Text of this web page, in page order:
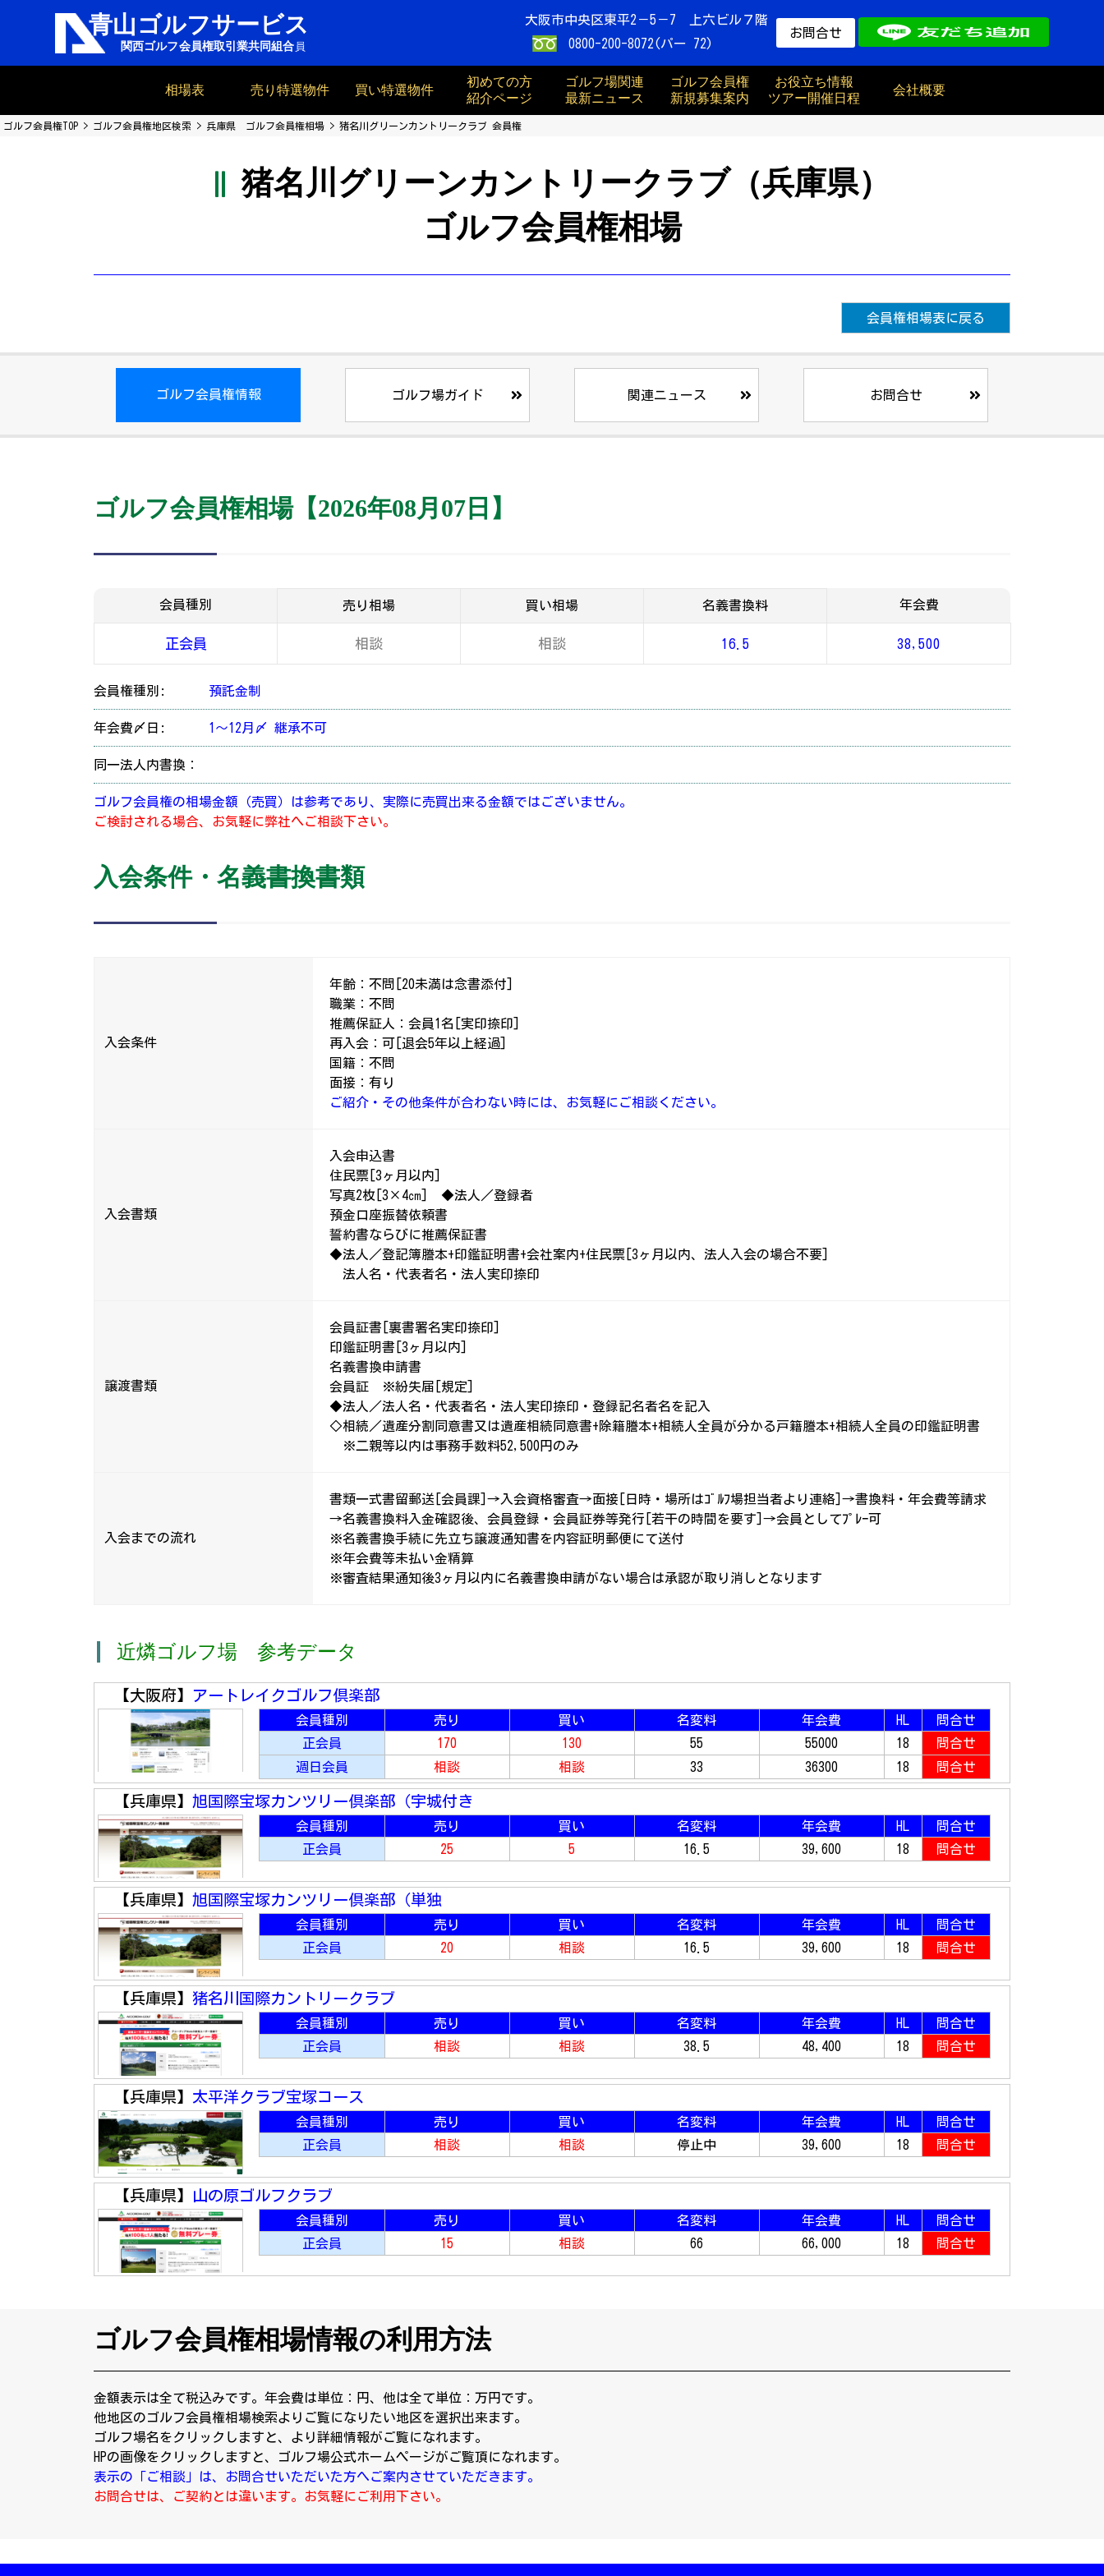
大阪市中央区東平2－5－7 上六ビル７階
0800-200-8072(パー 72)
お問合せ
相場表 売り特選物件 買い特選物件
初めての方
紹介ページ
ゴルフ場関連
最新ニュース
ゴルフ会員権
新規募集案内
お役立ち情報
ツアー開催日程
会社概要
ゴルフ会員権TOP ゴルフ会員権地区検索 兵庫県 ゴルフ会員権相場 猪名川グリーンカントリークラブ 会員権
猪名川グリーンカントリークラブ（兵庫県）
ゴルフ会員権相場
会員権相場表に戻る
ゴルフ会員権情報 ゴルフ場ガイド 関連ニュース お問合せ
ゴルフ会員権相場【2026年08月07日】
会員種別 売り相場 買い相場 名義書換料 年会費
正会員 相談 相談 16.5 38,500
会員権種別: 預託金制
年会費〆日: 1～12月〆 継承不可
同一法人内書換：
ゴルフ会員権の相場金額（売買）は参考であり、実際に売買出来る金額ではございません。
ご検討される場合、お気軽に弊社へご相談下さい。
入会条件・名義書換書類
入会条件
年齢：不問[20未満は念書添付]
職業：不問
推薦保証人：会員1名[実印捺印]
再入会：可[退会5年以上経過]
国籍：不問
面接：有り
ご紹介・その他条件が合わない時には、お気軽にご相談ください。
入会書類
入会申込書
住民票[3ヶ月以内]
写真2枚[3×4㎝] ◆法人／登録者
預金口座振替依頼書
誓約書ならびに推薦保証書
◆法人／登記簿謄本+印鑑証明書+会社案内+住民票[3ヶ月以内、法人入会の場合不要]
法人名・代表者名・法人実印捺印
譲渡書類
会員証書[裏書署名実印捺印]
印鑑証明書[3ヶ月以内]
名義書換申請書
会員証 ※紛失届[規定]
◆法人／法人名・代表者名・法人実印捺印・登録記名者名を記入
◇相続／遺産分割同意書又は遺産相続同意書+除籍謄本+相続人全員が分かる戸籍謄本+相続人全員の印鑑証明書
※二親等以内は事務手数料52,500円のみ
入会までの流れ
書類一式書留郵送[会員課]→入会資格審査→面接[日時・場所はｺﾞﾙﾌ場担当者より連絡]→書換料・年会費等請求
→名義書換料入金確認後、会員登録・会員証券等発行[若干の時間を要す]→会員としてﾌﾟﾚｰ可
※名義書換手続に先立ち譲渡通知書を内容証明郵便にて送付
※年会費等未払い金精算
※審査結果通知後3ヶ月以内に名義書換申請がない場合は承認が取り消しとなります
近燐ゴルフ場 参考データ
【大阪府】 アートレイクゴルフ倶楽部
会員種別 売り 買い 名変料 年会費 HL
問合せ
正会員
170 130 55 55000 18
問合せ
週日会員
相談 相談 33 36300 18 問合せ
【兵庫県】 旭国際宝塚カンツリー倶楽部（宇城付き
会員種別 売り 買い 名変料 年会費 HL
問合せ
正会員
25 5 16.5 39,600 18 問合せ
【兵庫県】 旭国際宝塚カンツリー倶楽部（単独
会員種別 売り 買い 名変料 年会費 HL
問合せ
正会員
20 相談 16.5 39,600 18 問合せ
【兵庫県】 猪名川国際カントリークラブ
会員種別 売り 買い 名変料 年会費 HL
問合せ
正会員
相談 相談 38.5 48,400 18 問合せ
【兵庫県】 太平洋クラブ宝塚コース
会員種別 売り 買い 名変料 年会費 HL
問合せ
正会員
相談 相談 停止中 39,600 18 問合せ
【兵庫県】 山の原ゴルフクラブ
会員種別 売り 買い 名変料 年会費 HL
問合せ
正会員
15 相談 66 66,000 18 問合せ
ゴルフ会員権相場情報の利用方法
金額表示は全て税込みです。年会費は単位：円、他は全て単位：万円です。
他地区のゴルフ会員権相場検索よりご覧になりたい地区を選択出来ます。
ゴルフ場名をクリックしますと、より詳細情報がご覧になれます。
HPの画像をクリックしますと、ゴルフ場公式ホームページがご覧頂になれます。
表示の「ご相談」は、お問合せいただいた方へご案内させていただきます。
お問合せは、ご契約とは違います。お気軽にご利用下さい。